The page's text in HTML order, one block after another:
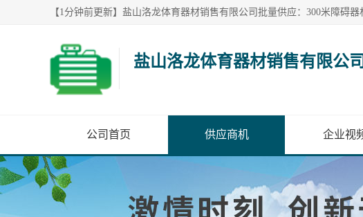
盐山洛龙体育器材销售有限公司
公司首页 供应商机 企业视